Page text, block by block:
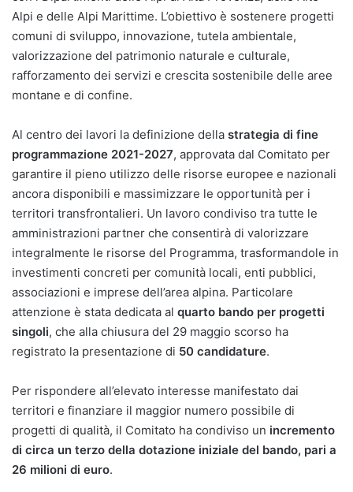
Alpi e delle Alpi Marittime. L’obiettivo è sostenere progetti
comuni di sviluppo, innovazione, tutela ambientale,
valorizzazione del patrimonio naturale e culturale,
rafforzamento dei servizi e crescita sostenibile delle aree
montane e di confine.
Al centro dei lavori la definizione della strategia di fine
programmazione 2021-2027, approvata dal Comitato per
garantire il pieno utilizzo delle risorse europee e nazionali
ancora disponibili e massimizzare le opportunità per i
territori transfrontalieri. Un lavoro condiviso tra tutte le
amministrazioni partner che consentirà di valorizzare
integralmente le risorse del Programma, trasformandole in
investimenti concreti per comunità locali, enti pubblici,
associazioni e imprese dell’area alpina. Particolare
attenzione è stata dedicata al quarto bando per progetti
singoli, che alla chiusura del 29 maggio scorso ha
registrato la presentazione di 50 candidature.
Per rispondere all’elevato interesse manifestato dai
territori e finanziare il maggior numero possibile di
progetti di qualità, il Comitato ha condiviso un incremento
di circa un terzo della dotazione iniziale del bando, pari a
26 milioni di euro.